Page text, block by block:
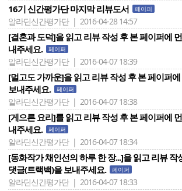
16기 신간평가단 마지막 리뷰도서 페이퍼
알라딘신간평가단 | 2016-04-28 14:57
[결혼과 도덕]을 읽고 리뷰 작성 후 본 페이퍼에
내주세요.
페이퍼
알라딘신간평가단 | 2016-04-07 18:39
[멀고도 가까운]을 읽고 리뷰 작성 후 본 페이퍼
보내주세요.
페이퍼
알라딘신간평가단 | 2016-04-07 18:38
[게으른 요리]를 읽고 리뷰 작성 후 본 페이퍼에
내주세요.
페이퍼
알라딘신간평가단 | 2016-04-07 18:34
[동화작가 채인선의 하루 한 장...]을 읽고 리뷰 작
댓글(트랙백)을 보내주세요.
페이퍼
알라딘신간평가단 | 2016-04-07 18:33